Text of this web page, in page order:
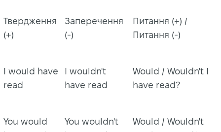
Твердження
(+)
Заперечення
(-)
Питання (+) /
Питання (-)
I would have
read
I wouldn't
have read
Would / Wouldn't I
have read?
You would
You wouldn't
Would / Wouldn't